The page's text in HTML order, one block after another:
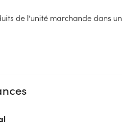
de l'unité marchande dans un